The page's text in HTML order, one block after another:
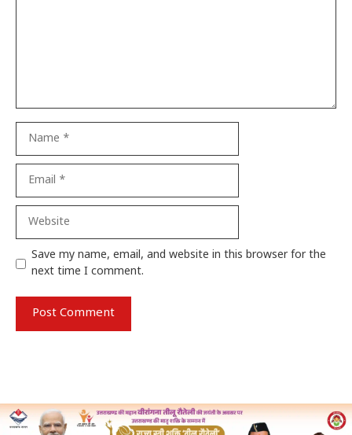
Website
Save my name, email, and website in this browser for the
next time I comment.